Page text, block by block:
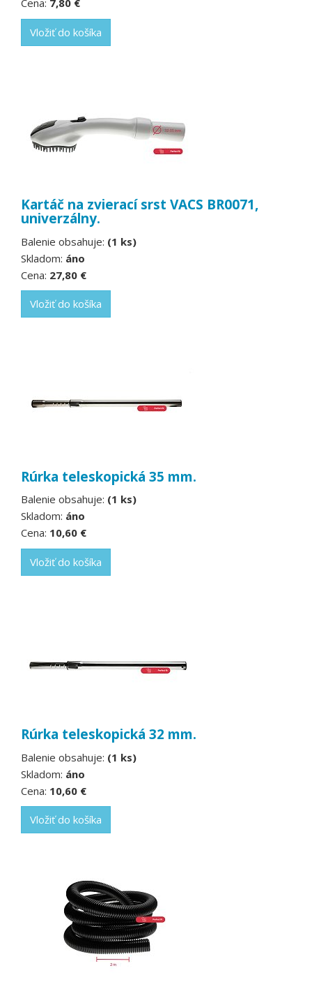
Cena: 7,80 €
Vložiť do košíka
Kartáč na zvierací srst VACS BR0071,
univerzálny.
Balenie obsahuje: (1 ks)
Skladom: áno
Cena: 27,80 €
Vložiť do košíka
Rúrka teleskopická 35 mm.
Balenie obsahuje: (1 ks)
Skladom: áno
Cena: 10,60 €
Vložiť do košíka
Rúrka teleskopická 32 mm.
Balenie obsahuje: (1 ks)
Skladom: áno
Cena: 10,60 €
Vložiť do košíka